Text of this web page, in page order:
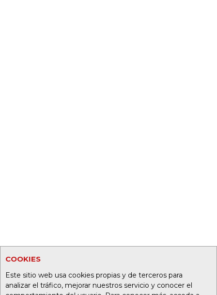
COOKIES
Este sitio web usa cookies propias y de terceros para
analizar el tráfico, mejorar nuestros servicio y conocer el